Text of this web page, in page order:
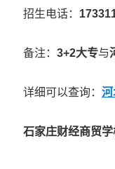
招生电话：
备注： 3+2大专与
详细可以查询： 河
石家庄财经商贸学